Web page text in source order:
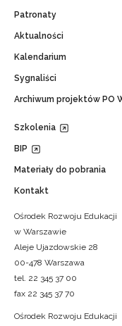
Patronaty
Aktualności
Kalendarium
Sygnaliści
Archiwum projektów PO
Szkolenia
BIP
Materiały do pobrania
Kontakt
Ośrodek Rozwoju Edukacji
w Warszawie
Aleje Ujazdowskie 28
00-478 Warszawa
tel. 22 345 37 00
fax 22 345 37 70
Ośrodek Rozwoju Edukacji